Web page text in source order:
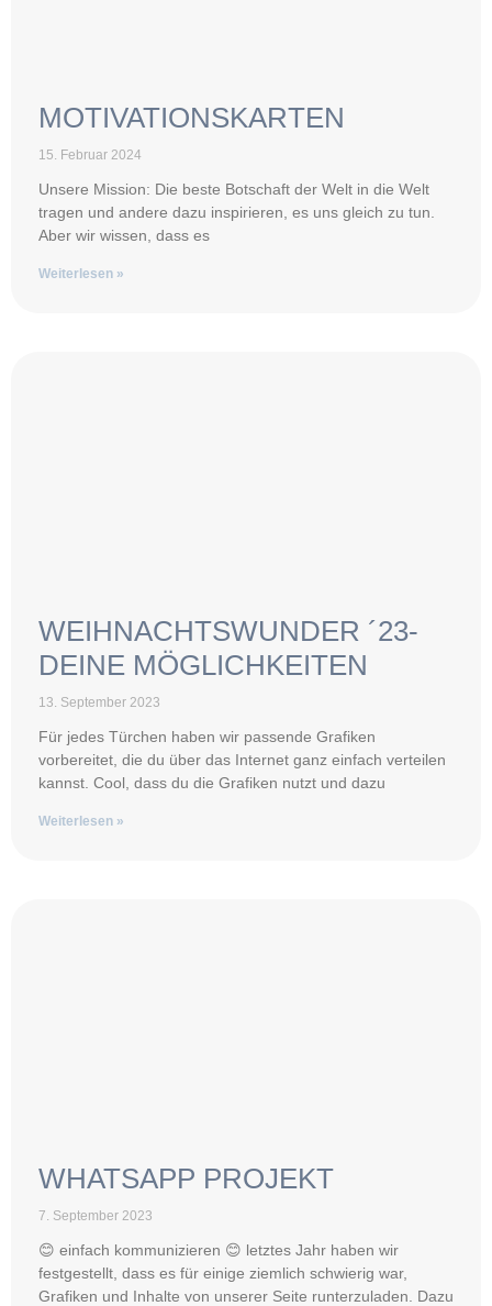
MOTIVATIONSKARTEN
15. Februar 2024
Unsere Mission: Die beste Botschaft der Welt in die Welt
tragen und andere dazu inspirieren, es uns gleich zu tun.
Aber wir wissen, dass es
Weiterlesen »
WEIHNACHTSWUNDER ´23-
DEINE MÖGLICHKEITEN
13. September 2023
Für jedes Türchen haben wir passende Grafiken
vorbereitet, die du über das Internet ganz einfach verteilen
kannst. Cool, dass du die Grafiken nutzt und dazu
Weiterlesen »
WHATSAPP PROJEKT
7. September 2023
😊 einfach kommunizieren 😊 letztes Jahr haben wir
festgestellt, dass es für einige ziemlich schwierig war,
Grafiken und Inhalte von unserer Seite runterzuladen. Dazu